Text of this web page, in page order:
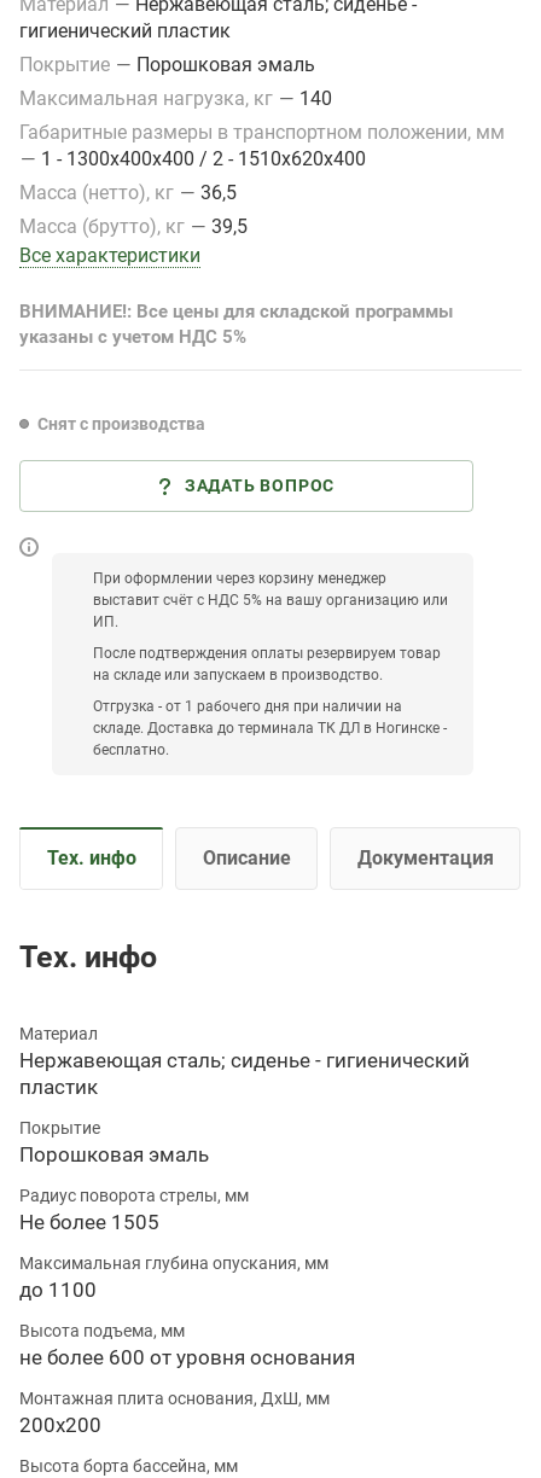
гигиенический пластик
Покрытие — Порошковая эмаль
Максимальная нагрузка, кг — 140
Габаритные размеры в транспортном положении, мм
— 1 - 1300х400х400 / 2 - 1510х620х400
Масса (нетто), кг — 36,5
Масса (брутто), кг — 39,5
Все характеристики
ВНИМАНИЕ!: Все цены для складской программы
указаны с учетом НДС 5%
Снят с производства
ЗАДАТЬ ВОПРОС
При оформлении через корзину менеджер
выставит счёт с НДС 5% на вашу организацию или
ИП.
После подтверждения оплаты резервируем товар
на складе или запускаем в производство.
Отгрузка - от 1 рабочего дня при наличии на
складе. Доставка до терминала ТК ДЛ в Ногинске -
бесплатно.
Тех. инфо Описание Документация
Тех. инфо
Материал
Нержавеющая сталь; сиденье - гигиенический
пластик
Покрытие
Порошковая эмаль
Радиус поворота стрелы, мм
Не более 1505
Максимальная глубина опускания, мм
до 1100
Высота подъема, мм
не более 600 от уровня основания
Монтажная плита основания, ДхШ, мм
200х200
Высота борта бассейна, мм